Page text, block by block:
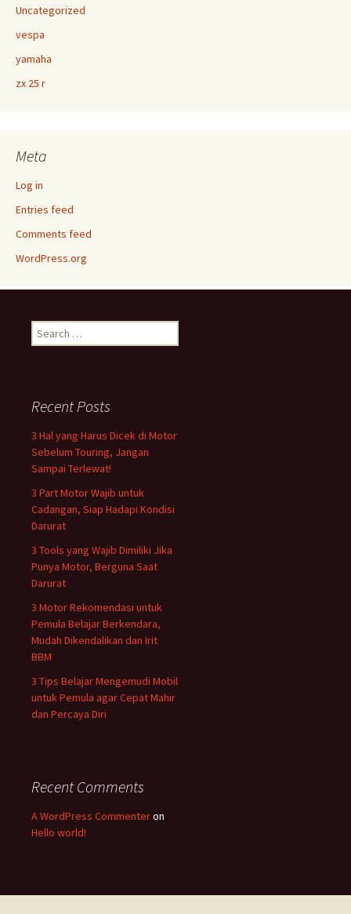
Uncategorized
vespa
yamaha
zx 25 r
Meta
Log in
Entries feed
Comments feed
WordPress.org
Search
for:
Recent Posts
3 Hal yang Harus Dicek di Motor
Sebelum Touring, Jangan
Sampai Terlewat!
3 Part Motor Wajib untuk
Cadangan, Siap Hadapi Kondisi
Darurat
3 Tools yang Wajib Dimiliki Jika
Punya Motor, Berguna Saat
Darurat
3 Motor Rekomendasi untuk
Pemula Belajar Berkendara,
Mudah Dikendalikan dan Irit
BBM
3 Tips Belajar Mengemudi Mobil
untuk Pemula agar Cepat Mahir
dan Percaya Diri
Recent Comments
A WordPress Commenteron
Hello world!